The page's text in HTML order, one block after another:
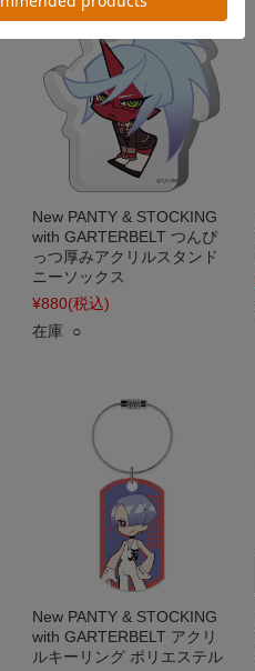
New PANTY & STOCKING
with GARTERBELT つんぴ
っつ厚みアクリルスタンド
ニーソックス
¥880(税込)
在庫 ○
New PANTY & STOCKING
with GARTERBELT アクリ
ルキーリング ポリエステル